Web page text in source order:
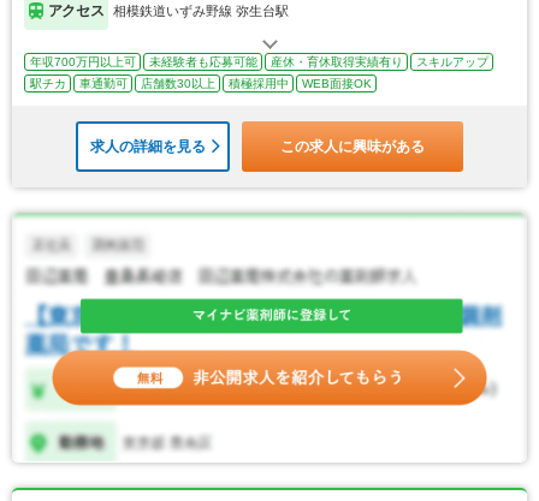
アクセス 相模鉄道いずみ野線 弥生台駅
年収700万円以上可 未経験者も応募可能 産休・育休取得実績有り
スキルアップ
駅チカ
車通勤可 店舗数30以上 積極採用中 WEB面接OK
求人の詳細を見る この求人に興味がある